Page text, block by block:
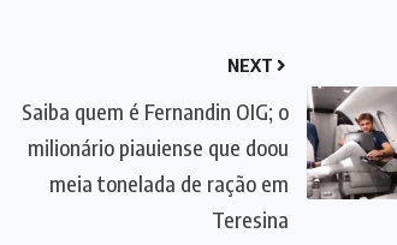
NEXT
Saiba quem é Fernandin OIG; o
milionário piauiense que doou
meia tonelada de ração em
Teresina